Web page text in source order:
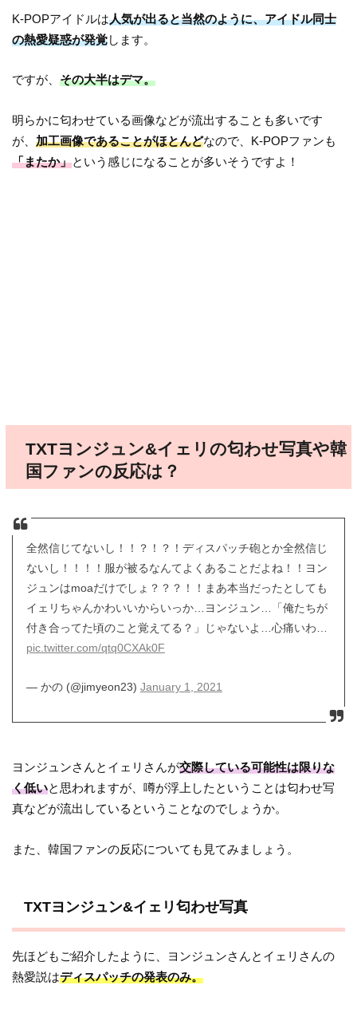
K-POPアイドルは人気が出ると当然のように、アイドル同士
の熱愛疑惑が発覚します。
ですが、その大半はデマ。
明らかに匂わせている画像などが流出することも多いです
が、加工画像であることがほとんどなので、K-POPファンも
「またか」という感じになることが多いそうですよ！
TXTヨンジュン&イェリの匂わせ写真や韓
国ファンの反応は？
全然信じてないし！！？！？！ディスパッチ砲とか全然信じ
ないし！！！！服が被るなんてよくあることだよね！！ヨン
ジュンはmoaだけでしょ？？？！！まあ本当だったとしても
イェリちゃんかわいいからいっか…ヨンジュン…「俺たちが
付き合ってた頃のこと覚えてる？」じゃないよ…心痛いわ…
pic.twitter.com/qtq0CXAk0F
— かの (@jimyeon23) January 1, 2021
ヨンジュンさんとイェリさんが交際している可能性は限りな
く低いと思われますが、噂が浮上したということは匂わせ写
真などが流出しているということなのでしょうか。
また、韓国ファンの反応についても見てみましょう。
TXTヨンジュン&イェリ匂わせ写真
先ほどもご紹介したように、ヨンジュンさんとイェリさんの
熱愛説はディスパッチの発表のみ。